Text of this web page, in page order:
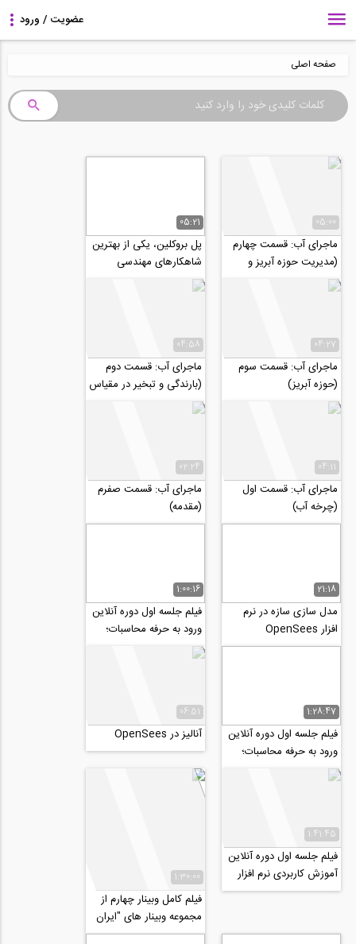
صفحه اصلی
05:00
ماجرای آب: قسمت چهارم
(مدیریت حوزه آبریز و
تعریف خشکسالی)
05:21
پل بروکلین، یکی از بهترین
شاهکارهای مهندسی
(ترجمه و زیرنویس
اختصاصی موسسه ۸۰۸)
04:27
ماجرای آب: قسمت سوم
(حوزه آبریز)
04:58
ماجرای آب: قسمت دوم
(بارندگی و تبخیر در مقیاس
جهانی)
04:11
ماجرای آب: قسمت اول
(چرخه آب)
02:24
ماجرای آب: قسمت صفرم
(مقدمه)
21:18
مدل سازی سازه در نرم
افزار OpenSees
1:00:16
فیلم جلسه اول دوره آنلاین
ورود به حرفه محاسبات؛
طراحی سازه های بتنی
1:28:47
فیلم جلسه اول دوره آنلاین
ورود به حرفه محاسبات؛
طراحی سازه های فولادی
06:51
آنالیز در OpenSees
1:41:45
فیلم جلسه اول دوره آنلاین
آموزش کاربردی نرم افزار
PLAXIS 2D 2020
1:30:00
فیلم کامل وبینار چهارم از
مجموعه وبینار های "ایران
پس از کرونا چه شکلی...